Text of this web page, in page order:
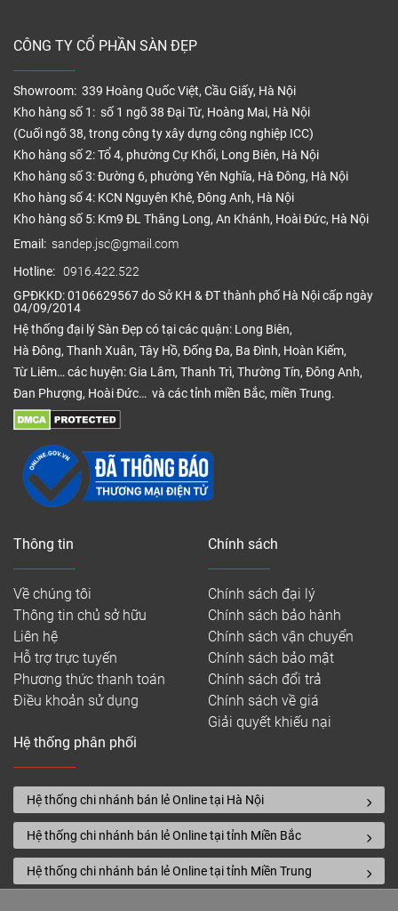
CÔNG TY CỔ PHẦN SÀN ĐẸP
Showroom: 339 Hoàng Quốc Việt, Cầu Giấy, Hà Nội
Kho hàng số 1: số 1 ngõ 38 Đại Từ, Hoàng Mai, Hà Nội
(Cuối ngõ 38, trong công ty xây dựng công nghiệp ICC)
Kho hàng số 2: Tổ 4, phường Cự Khối, Long Biên, Hà Nội
Kho hàng số 3: Đường 6, phường Yên Nghĩa, Hà Đông, Hà Nội
Kho hàng số 4: KCN Nguyên Khê, Đông Anh, Hà Nội
Kho hàng số 5: Km9 ĐL Thăng Long, An Khánh, Hoài Đức, Hà Nội
Email: sandep.jsc@gmail.com
Hotline: 0916.422.522
GPĐKKD: 0106629567 do Sở KH & ĐT thành phố Hà Nội cấp ngày
04/09/2014
Hệ thống đại lý Sàn Đẹp có tại các quận: Long Biên,
Hà Đông, Thanh Xuân, Tây Hồ, Đống Đa, Ba Đình, Hoàn Kiếm,
Từ Liêm… các huyện: Gia Lâm, Thanh Trì, Thường Tín, Đông Anh,
Đan Phượng, Hoài Đức… và các tỉnh miền Bắc, miền Trung.
Thông tin
Về chúng tôi
Thông tin chủ sở hữu
Liên hệ
Hỗ trợ trực tuyến
Phương thức thanh toán
Điều khoản sử dụng
Chính sách
Chính sách đại lý
Chính sách bảo hành
Chính sách vận chuyển
Chính sách bảo mật
Chính sách đổi trả
Chính sách về giá
Giải quyết khiếu nại
Hệ thống phân phối
Hệ thống chi nhánh bán lẻ Online tại Hà Nội
Hệ thống chi nhánh bán lẻ Online tại tỉnh Miền Bắc
Hệ thống chi nhánh bán lẻ Online tại tỉnh Miền Trung